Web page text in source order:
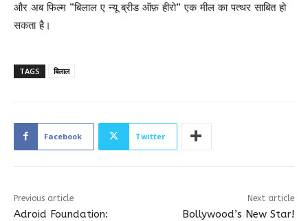
और अब फिल्म ”बिलाल ए न्यू ब्रीड ऑफ़ हीरो” एक मील का पत्थर साबित हो
सकता है।
TAGS बिलाल
Facebook Twitter
Previous article
Adroid Foundation:
Next article
Bollywood’s New Star!